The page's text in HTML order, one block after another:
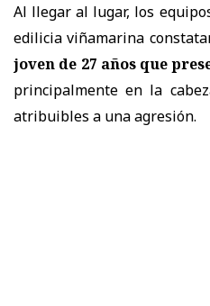
Al llegar al lugar, los
edilicia viñamarina
joven de 27 años que
principalmente en la
atribuibles a una agresión.